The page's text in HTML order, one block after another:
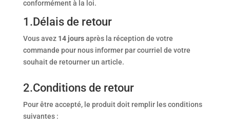
conformément à la loi.
1.Délais de retour
Vous avez 14 joursaprès la réception de votre
commande pour nous informer par courriel de votre
souhait de retourner un article.
2.Conditions de retour
Pour être accepté, le produit doit remplir les conditions
suivantes :